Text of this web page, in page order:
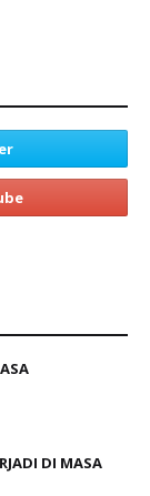
DI MASA